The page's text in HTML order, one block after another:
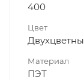
400
Цвет
Материал
ПЭТ